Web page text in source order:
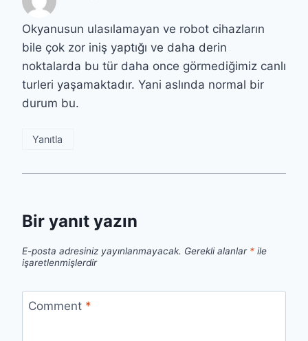
Okyanusun ulasılamayan ve robot cihazların
bile çok zor iniş yaptığı ve daha derin
noktalarda bu tür daha once görmediğimiz canlı
turleri yaşamaktadır. Yani aslında normal bir
durum bu.
Yanıtla
Bir yanıt yazın
E-posta adresiniz yayınlanmayacak. Gerekli alanlar * ile
işaretlenmişlerdir
Comment *